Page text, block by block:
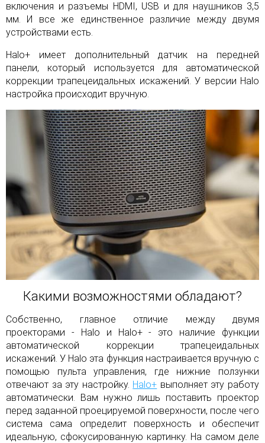
включения и разъемы HDMI, USB и для наушников 3,5
мм. И все же единственное различие между двумя
устройствами есть.
Halo+ имеет дополнительный датчик на передней
панели, который используется для автоматической
коррекции трапецеидальных искажений. У версии Halo
настройка происходит вручную.
Какими возможностями обладают?
Собственно, главное отличие между двумя
проекторами - Halo и Halo+ - это наличие функции
автоматической коррекции трапецеидальных
искажений. У Halo эта функция настраивается вручную с
помощью пульта управления, где нижние ползунки
отвечают за эту настройку. Halo+ выполняет эту работу
автоматически. Вам нужно лишь поставить проектор
перед заданной проецируемой поверхности, после чего
система сама определит поверхность и обеспечит
идеальную, сфокусированную картинку. На самом деле